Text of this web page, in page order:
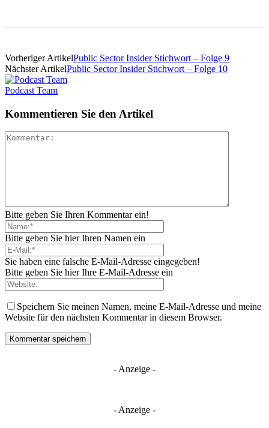
Vorheriger ArtikelPublic Sector Insider Stichwort – Folge 9
Nächster ArtikelPublic Sector Insider Stichwort – Folge 10
Podcast Team
Kommentieren Sie den Artikel
Bitte geben Sie Ihren Kommentar ein!
Bitte geben Sie hier Ihren Namen ein
Sie haben eine falsche E-Mail-Adresse eingegeben!
Bitte geben Sie hier Ihre E-Mail-Adresse ein
Speichern Sie meinen Namen, meine E-Mail-Adresse und meine
Website für den nächsten Kommentar in diesem Browser.
- Anzeige -
- Anzeige -